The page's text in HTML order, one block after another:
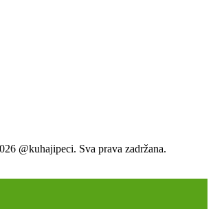
@kuhajipeci. Sva prava zadržana.